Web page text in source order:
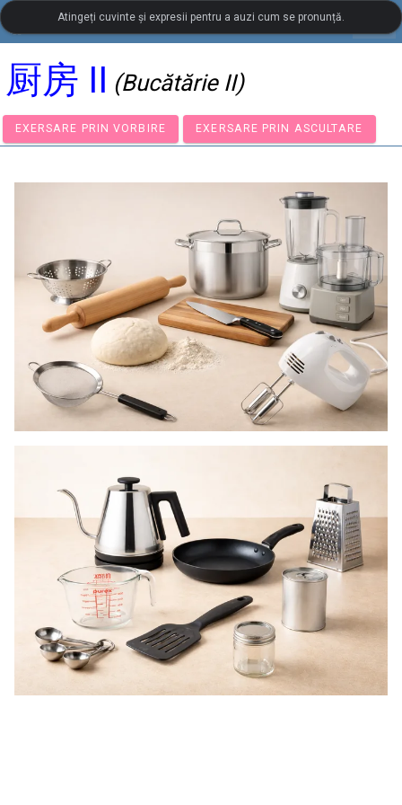
LanguageGuide.org•Vocabular vizual în limba chineză
厨房 II (Bucătărie II)
EXERSARE PRIN VORBIRE EXERSARE PRIN
Atingeți cuvinte și expresii pentru a auzi cum se pronunță.